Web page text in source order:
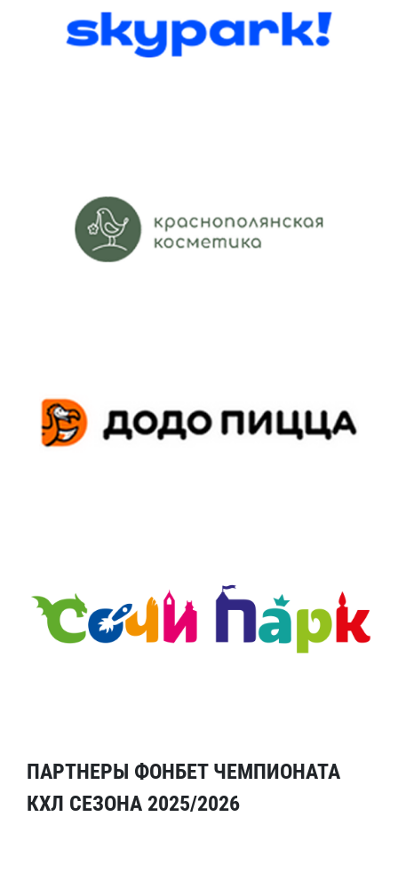
ПАРТНЕРЫ ФОНБЕТ ЧЕМПИОНАТА
КХЛ СЕЗОНА 2025/2026